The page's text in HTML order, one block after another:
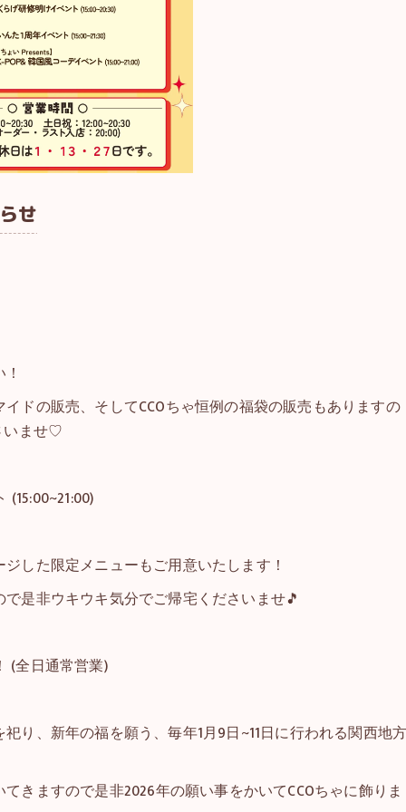
せ
ドの販売、そしてCCOちゃ恒例の福袋の販売もありますの
いませ♡
した限定メニューもご用意いたします！
是非ウキウキ気分でご帰宅くださいませ🎵
(全日通常営業)
り、新年の福を願う、毎年1月9日~11日に行われる関西地
きますので是非2026年の願い事をかいてCCOちゃに飾りま